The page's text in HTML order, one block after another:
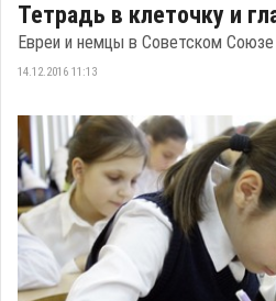
Тетрадь в клеточку и
Евреи и немцы в Советском
14.12.2016 11:13